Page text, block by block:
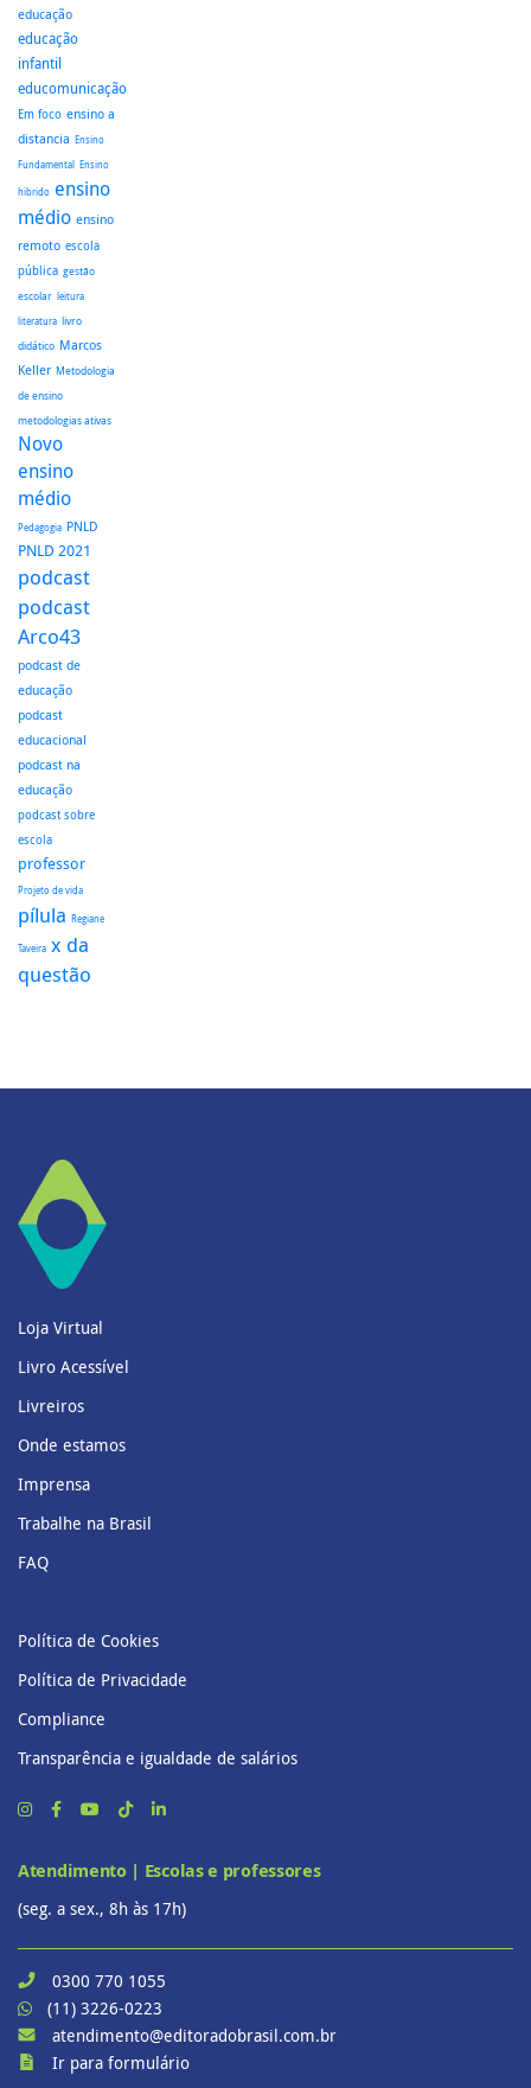
educação
educação
infantil
educomunicação
Em foco ensino a
distancia Ensino
Fundamental Ensino
hibrido ensino
médio ensino
remoto escola
pública gestão
escolar leitura
literatura livro
didático Marcos
Keller Metodologia
de ensino
metodologias ativas
Novo
ensino
médio
Pedagogia PNLD
PNLD 2021
podcast
podcast
Arco43
podcast de
educação
podcast
educacional
podcast na
educação
podcast sobre
escola
professor
Projeto de vida
pílula Regiane
Taveira x da
questão
Loja Virtual
Livro Acessível
Livreiros
Onde estamos
Imprensa
Trabalhe na Brasil
FAQ
Política de Cookies
Política de Privacidade
Compliance
Transparência e igualdade de salários
Atendimento | Escolas e professores
(seg. a sex., 8h às 17h)
0300 770 1055
(11) 3226-0223
atendimento@editoradobrasil.com.br
Ir para formulário